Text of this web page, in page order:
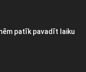
patīk pavadīt laiku